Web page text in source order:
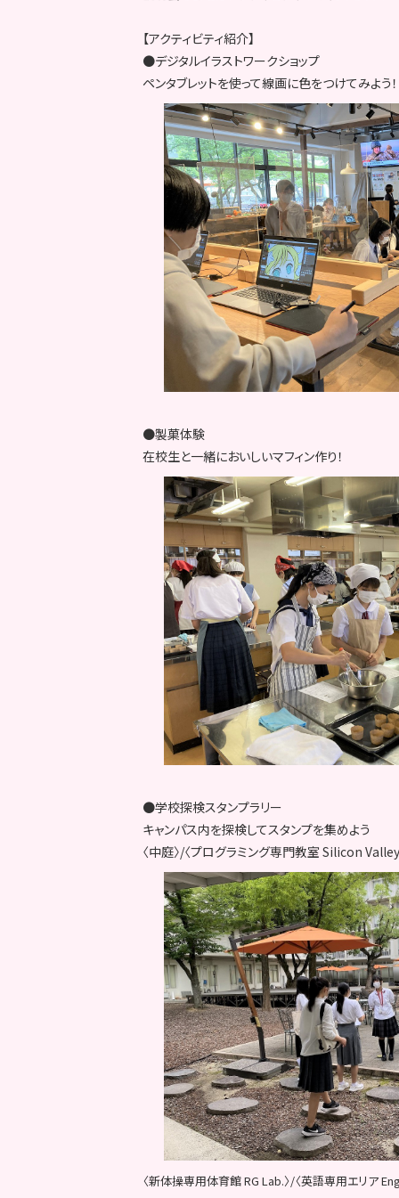
【アクティビティ紹介】
●デジタルイラストワークショップ
ペンタブレットを使って線画に色をつけてみよう！
●製菓体験
在校生と一緒においしいマフィン作り！
●学校探検スタンプラリー
キャンパス内を探検してスタンプを集めよう
〈中庭〉/〈プログラミング専門教室 Silicon
〈新体操専用体育館 RG Lab.〉/〈英語専用エリア